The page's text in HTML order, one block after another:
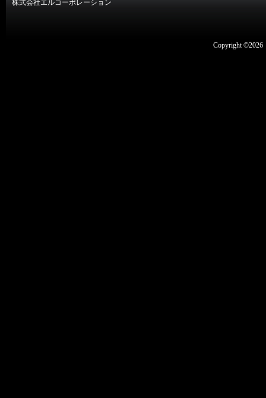
株式会社エルコーポレーション
Copyright ©2026